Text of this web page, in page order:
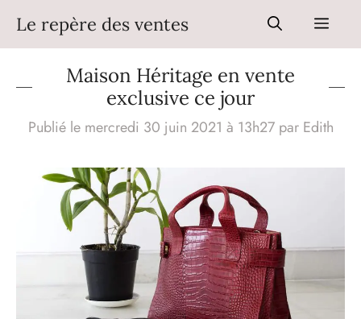
contenu
Le repère des ventes Menu
Maison Héritage en vente
exclusive ce jour
Publié le mercredi 30 juin 2021 à 13h27 par Edith